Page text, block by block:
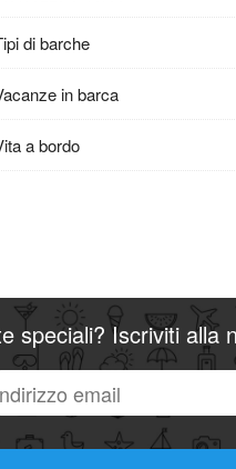
di barche
in barca
a bordo
speciali? Iscriviti alla